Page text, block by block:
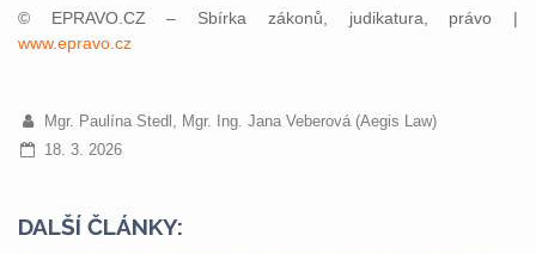
© EPRAVO.CZ – Sbírka zákonů, judikatura, právo |
www.epravo.cz
Mgr. Paulína Stedl, Mgr. Ing. Jana Veberová (Aegis Law)
18. 3. 2026
DALŠÍ ČLÁNKY: